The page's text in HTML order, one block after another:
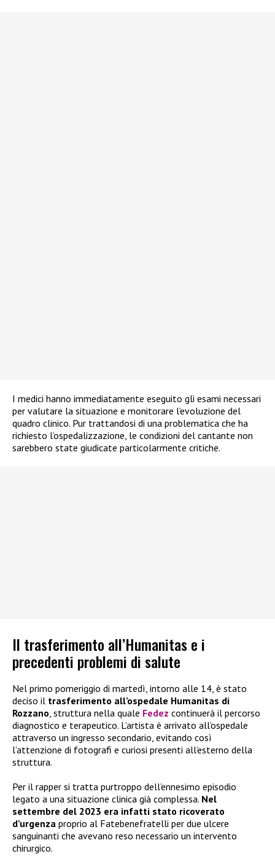
I medici hanno immediatamente eseguito gli esami necessari
per valutare la situazione e monitorare l’evoluzione del
quadro clinico. Pur trattandosi di una problematica che ha
richiesto l’ospedalizzazione, le condizioni del cantante non
sarebbero state giudicate particolarmente critiche.
Il trasferimento all’Humanitas e i
precedenti problemi di salute
Nel primo pomeriggio di martedì, intorno alle 14, è stato
deciso il trasferimento all’ospedale Humanitas di
Rozzano , struttura nella quale Fedez continuerà il percorso
diagnostico e terapeutico. L’artista è arrivato all’ospedale
attraverso un ingresso secondario, evitando così
l’attenzione di fotografi e curiosi presenti all’esterno della
struttura.
Per il rapper si tratta purtroppo dell’ennesimo episodio
legato a una situazione clinica già complessa. Nel
settembre del 2023 era infatti stato ricoverato
d’urgenza proprio al Fatebenefratelli per due ulcere
sanguinanti che avevano reso necessario un intervento
chirurgico.